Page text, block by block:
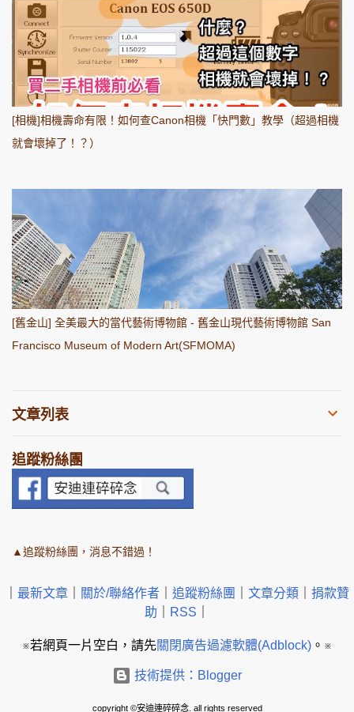
[相機]相機壽命有限！如何查Canon相機「快門數」教學（超過相機
就會壞掉了！？）
[舊金山] 全美最大的當代藝術博物館 - 舊金山現代藝術博物館 San
Francisco Museum of Modern Art(SFMOMA)
文章列表
追蹤粉絲團
▲追蹤粉絲團，消息不錯過！
最新文章 關於/聯絡作者 追蹤粉絲團 文章分類
捐款贊
助
RSS
※若網頁一片空白，請先關閉廣告過濾軟體(Adblock) 。※
技術提供：Blogger
copyright ©安迪連碎碎念. all rights reserved